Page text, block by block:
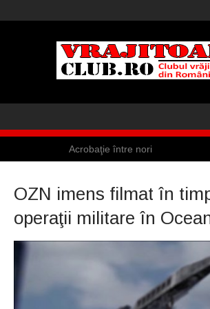
Acrobaţie între nori
un cort din Spania
Marea vânătoare
OZN imens filmat în
operaţii militare în